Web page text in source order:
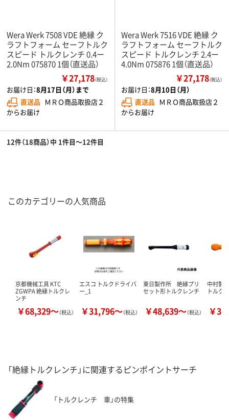
Wera Werk 7508 VDE 絶縁 ク
ラフトフォーム セーフトルク
スピード トルクレンチ 0.4ー
2.0Nm 075870 1個（直送品）
￥27,178（税込）
お届け日：8月17日（月）まで
直送品 ＭＲＯ商品取扱店２
からお届け
Wera Werk 7516 VDE 絶縁 ク
ラフトフォーム セーフトルク
スピード トルクレンチ 2.4ー
4.0Nm 075876 1個（直送品）
￥27,178（税込）
お届け日：8月10日（月）
直送品 ＭＲＯ商品取扱店２
からお届け
12件（18商品）中 1件目～12件目
このカテゴリーの人気商品
京都機械工具 KTC
ZGWPA 絶縁トルクレ
ンチ
￥68,329～（税込）
エスコ トルクドライバ
ー_1
￥31,796～（税込）
東日製作所 絶縁プリ
セット形トルクレンチ
￥48,639～（税込）
中村製
トルク
￥
「絶縁トルクレンチ」に関連するピンポイントサーチ
「トルクレンチ 車」の特集